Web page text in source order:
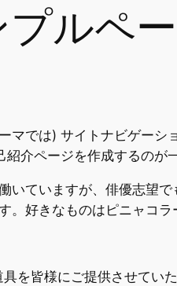
ルペ
では) サイトナビゲーシ
介ページを作成するのが
いていますが、俳優志望
好きなものはピニャコラ
を皆様にご提供させてい